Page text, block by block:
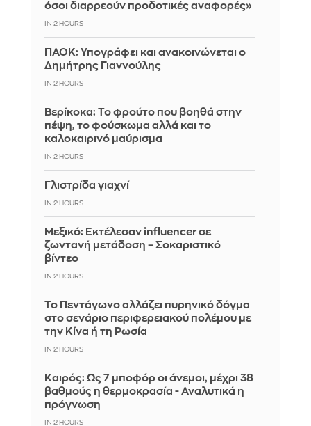
όσοι διαρρεούν προδοτικές αναφορές»
IN 2 HOURS
ΠΑΟΚ: Υπογράφει και ανακοινώνεται ο
Δημήτρης Γιαννούλης
IN 2 HOURS
Βερίκοκα: Το φρούτο που βοηθά στην
πέψη, το φούσκωμα αλλά και το
καλοκαιρινό μαύρισμα
IN 2 HOURS
Γλιστρίδα γιαχνί
IN 2 HOURS
Μεξικό: Εκτέλεσαν influencer σε
ζωντανή μετάδοση – Σοκαριστικό
βίντεο
IN 2 HOURS
Το Πεντάγωνο αλλάζει πυρηνικό δόγμα
στο σενάριο περιφερειακού πολέμου με
την Κίνα ή τη Ρωσία
IN 2 HOURS
Καιρός: Ως 7 μποφόρ οι άνεμοι, μέχρι 38
βαθμούς η θερμοκρασία - Αναλυτικά η
πρόγνωση
IN 2 HOURS